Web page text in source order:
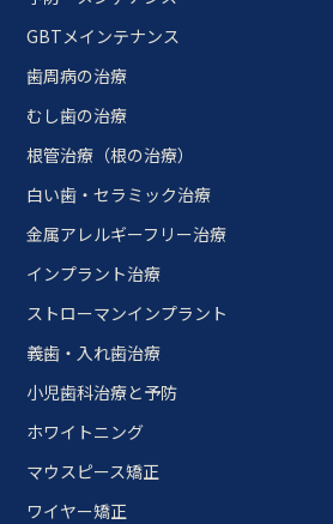
GBTメインテナンス
歯周病の治療
むし歯の治療
根管治療（根の治療）
白い歯・セラミック治療
金属アレルギーフリー治療
インプラント治療
ストローマンインプラント
義歯・入れ歯治療
小児歯科治療と予防
ホワイトニング
マウスピース矯正
ワイヤー矯正